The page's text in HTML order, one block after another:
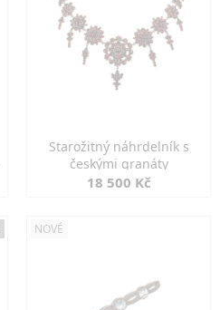
Starožitný náhrdelník s
českými granáty
18 500 Kč
NOVÉ